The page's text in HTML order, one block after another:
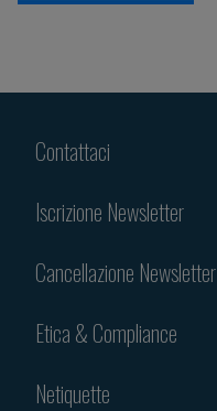
Contattaci
Iscrizione Newsletter
Cancellazione Newsletter
Etica & Compliance
Netiquette